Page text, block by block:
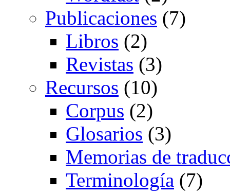
Publicaciones (7)
Libros (2)
Revistas (3)
Recursos (10)
Corpus (2)
Glosarios (3)
Memorias de
Terminología (7)